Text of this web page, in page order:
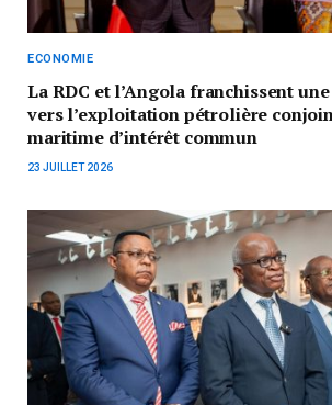
ECONOMIE
La RDC et l’Angola franchissent
vers l’exploitation pétrolière
maritime d’intérêt commun
23 JUILLET 2026